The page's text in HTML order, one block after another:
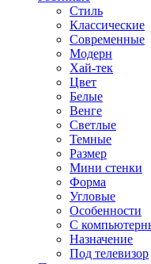
Стиль
Классические
Современные
Модерн
Хай-тек
Цвет
Белые
Венге
Светлые
Темные
Размер
Мини стенки
Форма
Угловые
Особенности
С
Назначение
Под телевизор